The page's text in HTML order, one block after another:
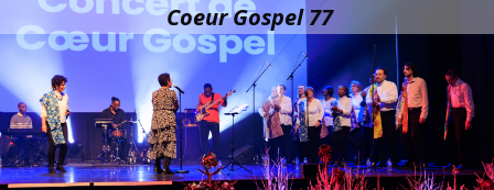
Coeur Gospel 77